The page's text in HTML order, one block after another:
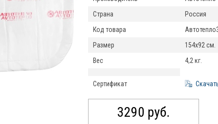
3290 руб.
Страна
Россия
Код товара
Размер
154x92 см.
Вес
4,2 кг.
Сертификат